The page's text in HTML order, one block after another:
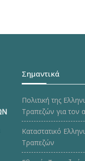
Σημαντικά
Πολιτική της
Τραπεζών για τον
Καταστατικό
Τραπεζών